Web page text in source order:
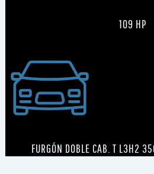
109 HP
FURGÓN DOBLE CAB. T L3H2